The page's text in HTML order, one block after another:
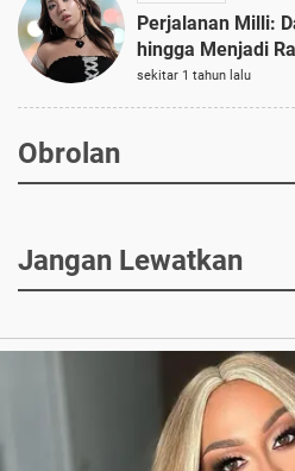
Perjalanan Milli:
hingga Menjadi
sekitar 1 tahun lalu
Obrolan
Jangan Lewatkan